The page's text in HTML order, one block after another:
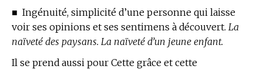
■ Ingénuité, simplicité d’une personne qui laisse
voir ses opinions et ses sentimens à découvert. La
naïveté des paysans. La naïveté d’un jeune enfant.
Il se prend aussi pour Cette grâce et cette